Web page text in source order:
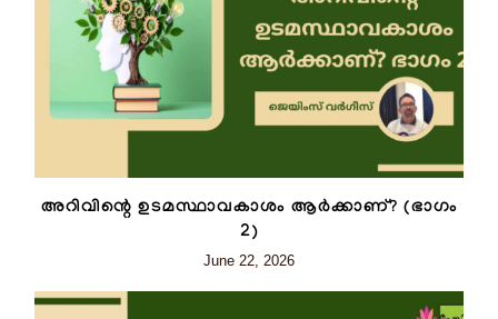
അറിവിന്റെ ഉടമസ്ഥാവകാശം ആർക്കാണ്? (ഭാഗം
2)
June 22, 2026